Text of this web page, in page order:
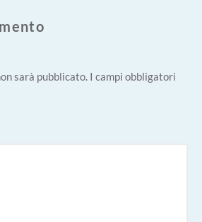
sarà pubblicato. I campi obbligatori